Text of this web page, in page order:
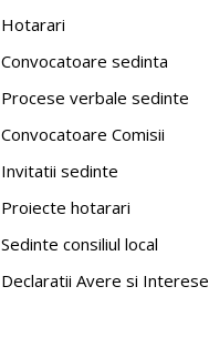
Hotarari
Convocatoare sedinta
Procese verbale sedinte
Convocatoare Comisii
Invitatii sedinte
Proiecte hotarari
Sedinte consiliul local
Declaratii Avere si Interese